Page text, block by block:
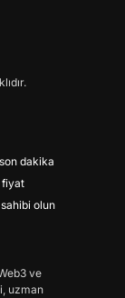
dakika
fiyat
olun
ve
uzman